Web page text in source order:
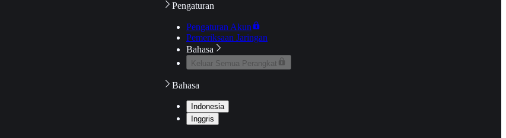
Pengaturan
Pengaturan Akun
Pemeriksaan Jaringan
Bahasa
Keluar Semua Perangkat
Bahasa
Indonesia
Inggris